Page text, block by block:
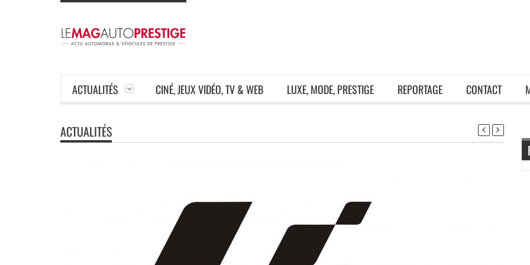
ACTUALITÉS CINÉ, JEUX VIDÉO, TV & WEB LUXE, MODE, PRESTIGE REPORTAGE CONTACT
ACTUALITÉS